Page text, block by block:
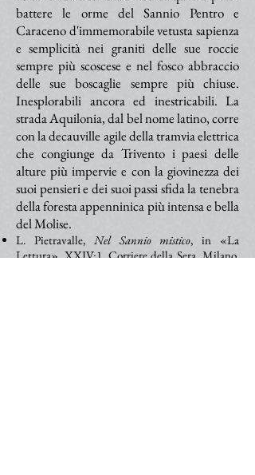
battere le orme del Sannio Pentro e
Caraceno d'immemorabile vetusta sapienza
e semplicità nei graniti delle sue roccie
sempre più scoscese e nel fosco abbraccio
delle sue boscaglie sempre più chiuse.
Inesplorabili ancora ed inestricabili. La
strada Aquilonia, dal bel nome latino, corre
con la decauville agile della tramvia elettrica
che congiunge da Trivento i paesi delle
alture più impervie e con la giovinezza dei
suoi pensieri e dei suoi passi sfida la tenebra
della foresta appenninica più intensa e bella
del Molise.
L. Pietravalle, Nel Sannio mistico, in «La
Lettura», XXIV:1, Corriere della Sera, Milano,